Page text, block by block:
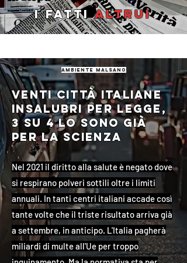
I fattialtrui
ambiente malsano
Venti città italiane
insalubri per legge,
3 su 4 lo sono già
per la scienza
Nel 2021 il diritto alla salute è negato dove
si respirano polveri sottili oltre i limiti
annuali. In tanti centri italiani accade così
tante volte che il triste risultato arriva già
a settembre, in anticipo. L'Italia pagherà
miliardi di multe all'Ue per troppo